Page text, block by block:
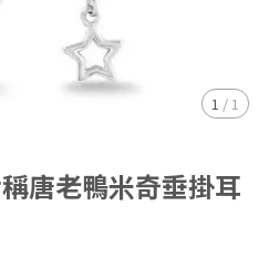
1 / 1
唐老鴨米奇垂掛耳